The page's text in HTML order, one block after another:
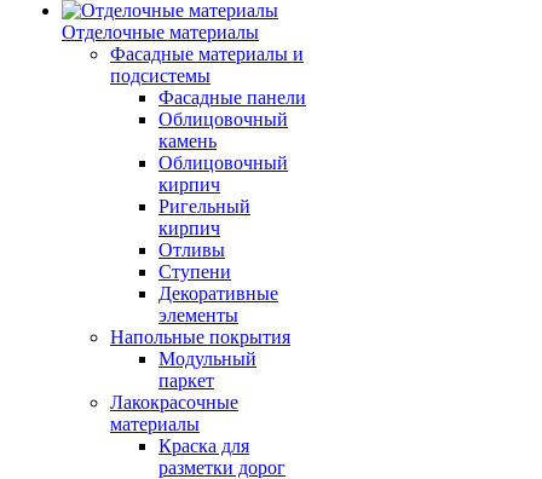
Отделочные материалы
Фасадные материалы и
подсистемы
Фасадные панели
Облицовочный
камень
Облицовочный
кирпич
Ригельный
кирпич
Отливы
Ступени
Декоративные
элементы
Напольные покрытия
Модульный
паркет
Лакокрасочные
материалы
Краска для
разметки дорог